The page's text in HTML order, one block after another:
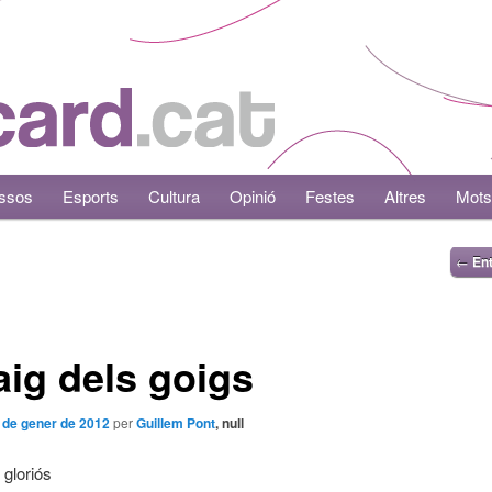
Esports Cultura Opinió Festes Altres
←
dels goigs
gener de 2012perGuillem Pont, null